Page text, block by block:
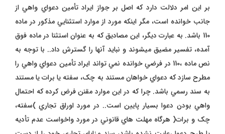
بر اين امر دلالت دارد که اصل بر جواز ايراد تأمين دعواي واهي از
جانب خوانده است، مگر اينکه مورد از موارد استثنايي مذکور در ماده
110 باشد. به عبارت ديگر، اين مصاديق که به عنوان استثنا در ماده فوق
آمده، تفسير مضيق ميشوند و نبايد آنها را گسترش داد.. با توجه به
نص ماده ،110 در فرضي خوانده نمي تواند ايراد تأمين دعواي واهي را
مطرح سازد که دعواي خواهان مستند به چک، سفته يا برات يا مستند
به سند رسمي باشد. چرا که در اين موارد مقنن فرض کرده که احتمال
واهي بودن دعوا بسيار پايين است.. در مورد اوراق تجاري )سفته،
چک و برات( هرگاه مهلت هاي قانوني در مورد واخواست عدم تأديه